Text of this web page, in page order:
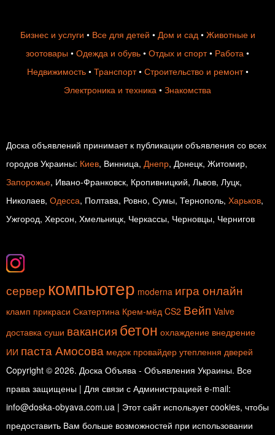
Бизнес и услуги • Все для детей • Дом и сад• Животные и
зоотовары • Одежда и обувь • Отдых и спорт• Работа •
Недвижимость• Транспорт• Строительство и ремонт•
Электроника и техника • Знакомства
Доска объявлений принимает к публикации объявления со всех
городов Украины: Киев, Винница, Днепр, Донецк, Житомир,
Запорожье, Ивано-Франковск, Кропивницкий, Львов, Луцк,
Николаев, Одесса, Полтава, Ровно, Сумы, Тернополь, Харьков,
Ужгород, Херсон, Хмельницк, Черкассы, Черновцы, Чернигов
сервер компьютер moderna игра онлайн
кламп прикраси Скатертина Крем-мёд CS2 Вейп Valve
доставка суши вакансия бетон охлаждение внедрение
ИИ паста Амосова медок провайдер утеплення дверей
Copyright © 2026. Доска Объява - Объявления Украины. Все
права защищены | Для связи с Администрацией e-mail:
info@doska-obyava.com.ua | Этот сайт использует cookies, чтобы
предоставить Вам больше возможностей при использовании